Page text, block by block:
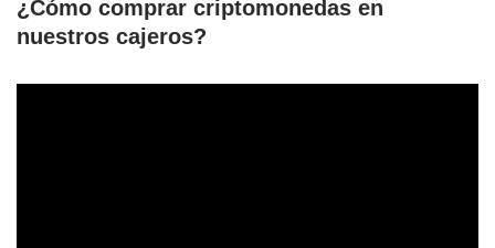
¿Cómo comprar criptomonedas en
nuestros cajeros?